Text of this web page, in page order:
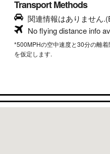
Transport Methods
関連情報はありません
No flying distance info
*500MPHの空中速度と30分の離
を仮定します.